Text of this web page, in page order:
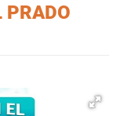
PRADO